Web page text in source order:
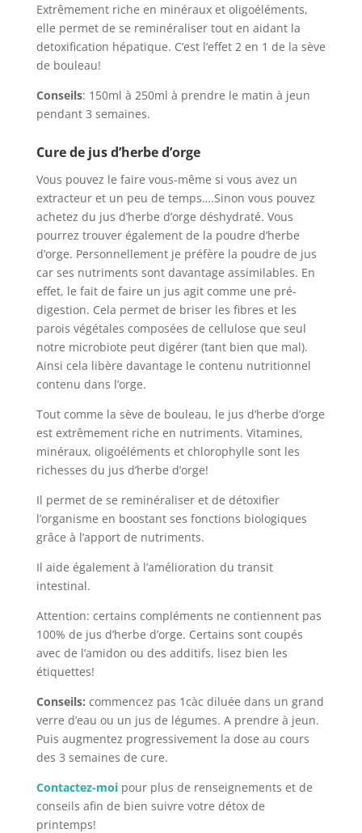
Extrêmement riche en minéraux et oligoéléments,
elle permet de se reminéraliser tout en aidant la
detoxification hépatique. C’est l’effet 2 en 1 de la sève
de bouleau!
Conseils: 150ml à 250ml à prendre le matin à jeun
pendant 3 semaines.
Cure de jus d’herbe d’orge
Vous pouvez le faire vous-même si vous avez un
extracteur et un peu de temps….Sinon vous pouvez
achetez du jus d’herbe d’orge déshydraté. Vous
pourrez trouver également de la poudre d’herbe
d’orge. Personnellement je préfère la poudre de jus
car ses nutriments sont davantage assimilables. En
effet, le fait de faire un jus agit comme une pré-
digestion. Cela permet de briser les fibres et les
parois végétales composées de cellulose que seul
notre microbiote peut digérer (tant bien que mal).
Ainsi cela libère davantage le contenu nutritionnel
contenu dans l’orge.
Tout comme la sève de bouleau, le jus d’herbe d’orge
est extrêmement riche en nutriments. Vitamines,
minéraux, oligoéléments et chlorophylle sont les
richesses du jus d’herbe d’orge!
Il permet de se reminéraliser et de détoxifier
l’organisme en boostant ses fonctions biologiques
grâce à l’apport de nutriments.
Il aide également à l’amélioration du transit
intestinal.
Attention: certains compléments ne contiennent pas
100% de jus d’herbe d’orge. Certains sont coupés
avec de l’amidon ou des additifs, lisez bien les
étiquettes!
Conseils: commencez pas 1càc diluée dans un grand
verre d’eau ou un jus de légumes. A prendre à jeun.
Puis augmentez progressivement la dose au cours
des 3 semaines de cure.
Contactez-moipour plus de renseignements et de
conseils afin de bien suivre votre détox de
printemps!